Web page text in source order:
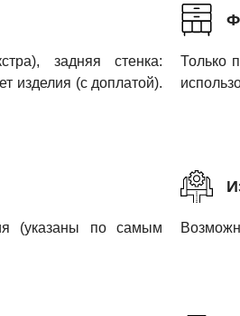
задняя стенка:
изделия (с доплатой).
Только
(указаны по самым